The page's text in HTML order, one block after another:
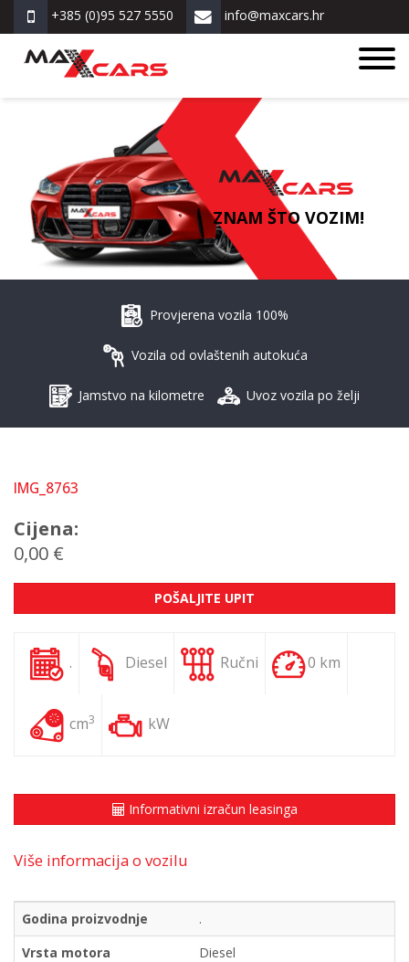
+385 (0)95 527 5550 info@maxcars.hr
ZNAM ŠTO VOZIM!
Provjerena vozila 100%
Vozila od ovlaštenih autokuća
Jamstvo na kilometre Uvoz vozila po želji
IMG_8763
Cijena:
0,00 €
POŠALJITE UPIT
. Diesel Ručni 0 km
cm3 kW
Informativni izračun leasinga
Više informacija o vozilu
Godina proizvodnje
.
Vrsta motora
Diesel